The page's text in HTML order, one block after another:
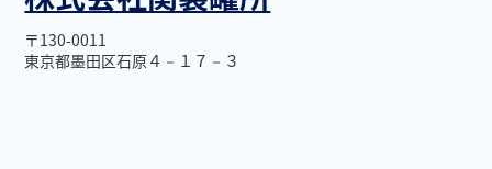
〒130-0011
東京都墨田区石原４－１７－３